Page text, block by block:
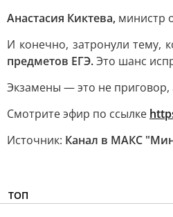
Анастасия Киктева, министр
И конечно, затронули тему,
предметов ЕГЭ.Это шанс
Экзамены — это не приговор,
Смотрите эфир по ссылке
Источник: Канал в МАКС
ТОП